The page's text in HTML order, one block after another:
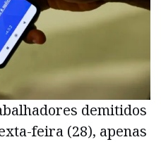
demitidos
feira (28), apenas